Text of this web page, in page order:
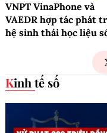
VNPT VinaPhone và
VAEDR hợp tác phát
hệ sinh thái học liệu
Kinh tế số